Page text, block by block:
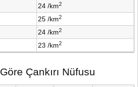
24 /km2
25 /km2
24 /km2
23 /km2
Çankırı Nüfusu